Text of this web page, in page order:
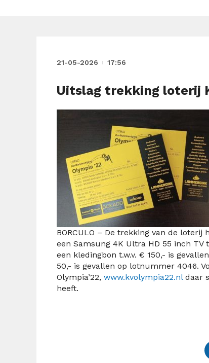
21-05-2026 17:56
Uitslag trekking loterij
BORCULO – De trekking van de loterij
een Samsung 4K Ultra HD 55 inch TV
een kledingbon t.w.v. € 150,- is
50,- is gevallen op lotnummer 4046.
Olympia’22, www.kvolympia22.nldaar
heeft.